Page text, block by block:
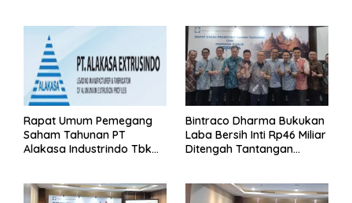
Rapat Umum Pemegang
Saham Tahunan PT
Alakasa Industrindo Tbk
Bintraco Dharma Bukukan
Laba Bersih Inti Rp46 Miliar
Ditengah Tantangan